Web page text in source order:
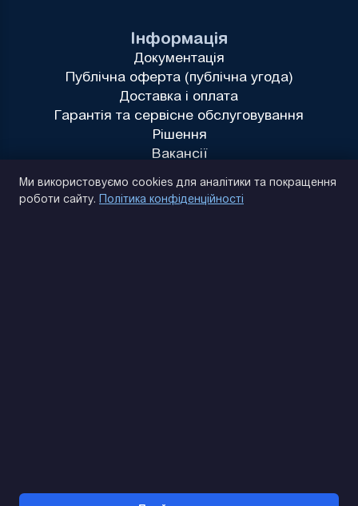
Інформація
Документація
Публічна оферта (публічна угода)
Доставка і оплата
Гарантія та сервісне обслуговування
Рішення
Вакансії
Ми використовуємо cookies для аналітики та покращення
роботи сайту. Політика конфіденційності